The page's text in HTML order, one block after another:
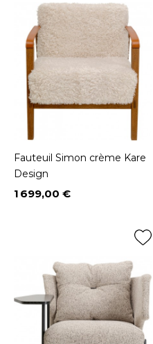
Fauteuil Simon crème Kare
Design
Prix
1 699,00 €